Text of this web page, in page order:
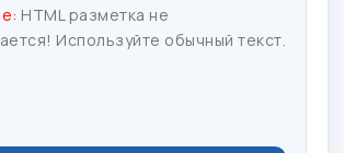
HTML разметка не
Используйте обычный текст.